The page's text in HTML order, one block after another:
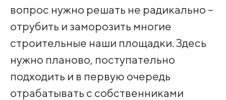
вопрос нужно решать не радикально –
отрубить и заморозить многие
строительные наши площадки. Здесь
нужно планово, поступательно
подходить и в первую очередь
отрабатывать с собственниками